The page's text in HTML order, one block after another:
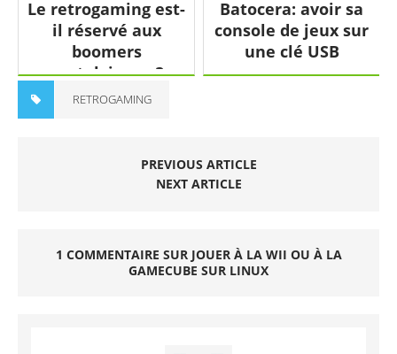
Le retrogaming est-
il réservé aux
boomers
nostalgiques ?
Batocera: avoir sa
console de jeux sur
une clé USB
RETROGAMING
PREVIOUS ARTICLE
NEXT ARTICLE
1 COMMENTAIRE SUR JOUER À LA WII OU À LA
GAMECUBE SUR LINUX